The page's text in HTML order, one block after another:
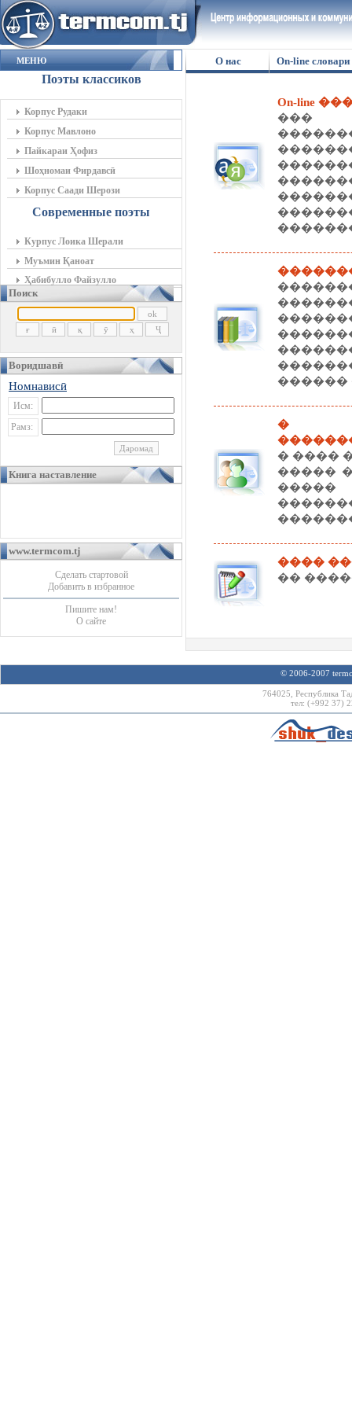
МЕНЮ
Поэты классиков
Корпус Рудаки
Корпус Мавлоно
Пайкараи Ҳофиз
Шоҳномаи Фирдавсӣ
Корпус Саади Шерози
Современные поэты
Курпус Лоика Шерали
Муъмин Қаноат
Ҳабибулло Файзулло
Поиск
Воридшавӣ
Номнависӣ
Исм:
Рамз:
Книга наставление
www.termcom.tj
Сделать стартовой
Добавить в избранное
Пишите нам!
О сайте
О нас On-line словари
On-line
���
������
�
� ����
�����
����
�� ������
© 2006-2007
764025, Республика
тел: (+992 37)